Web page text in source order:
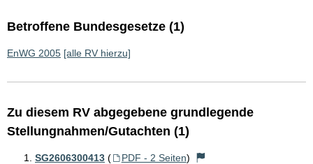
Betroffene Bundesgesetze (1)
EnWG 2005 [alle RV hierzu]
Zu diesem RV abgegebene grundlegende
Stellungnahmen/Gutachten (1)
SG2606300413 ( PDF - 2 Seiten)